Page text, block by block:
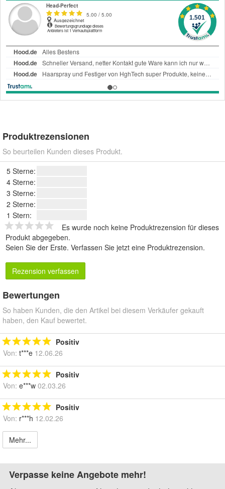
Produktrezensionen
So beurteilen Kunden dieses Produkt.
5 Sterne:
4 Sterne:
3 Sterne:
2 Sterne:
1 Stern:
Es wurde noch keine Produktrezension für dieses
Produkt abgegeben.
Seien Sie der Erste. Verfassen Sie jetzt eine Produktrezension.
Rezension verfassen
Bewertungen
So haben Kunden, die den Artikel bei diesem Verkäufer gekauft
haben, den Kauf bewertet.
Positiv
Von: t***e 12.06.26
Positiv
Von: e***w 02.03.26
Positiv
Von: r***h 12.02.26
Mehr...
Verpasse keine Angebote mehr!